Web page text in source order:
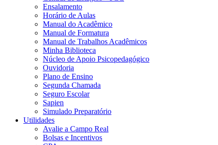
Ensalamento
Horário de Aulas
Manual do Acadêmico
Manual de Formatura
Manual de Trabalhos Acadêmicos
Minha Biblioteca
Núcleo de Apoio Psicopedagógico
Ouvidoria
Plano de Ensino
Segunda Chamada
Seguro Escolar
Sapien
Simulado Preparatório
Utilidades
Avalie a Campo Real
Bolsas e Incentivos